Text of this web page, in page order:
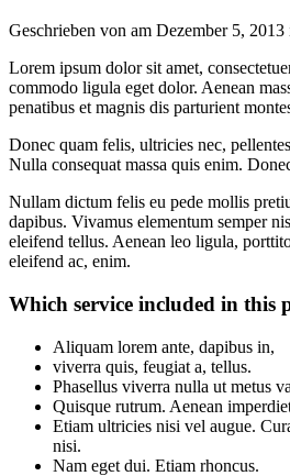
Geschrieben von am Dezember 5, 2013
Lorem ipsum dolor sit amet,
commodo ligula eget dolor. Aenean
penatibus et magnis dis parturient
Donec quam felis, ultricies nec,
Nulla consequat massa quis enim.
Nullam dictum felis eu pede mollis
dapibus. Vivamus elementum semper
eleifend tellus. Aenean leo ligula,
eleifend ac, enim.
Which service included in this
Aliquam lorem ante, dapibus in,
viverra quis, feugiat a, tellus.
Phasellus viverra nulla ut metus
Quisque rutrum. Aenean
Etiam ultricies nisi vel augue.
nisi.
Nam eget dui. Etiam rhoncus.